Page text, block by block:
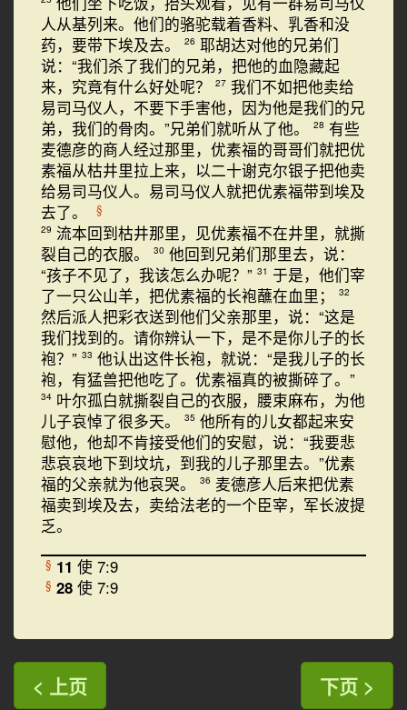
人从基列来。他们的骆驼载着香料、乳香和没
药，要带下埃及去。
26 耶胡达对他的兄弟们
说：“我们杀了我们的兄弟，把他的血隐藏起
来，究竟有什么好处呢？
27 我们不如把他卖给
易司马仪人，不要下手害他，因为他是我们的兄
弟，我们的骨肉。”兄弟们就听从了他。
28 有些
麦德彦的商人经过那里，优素福的哥哥们就把优
素福从枯井里拉上来，以二十谢克尔银子把他卖
给易司马仪人。易司马仪人就把优素福带到埃及
去了。
§
29 流本回到枯井那里，见优素福不在井里，就撕
裂自己的衣服。
30 他回到兄弟们那里去，说：
“孩子不见了，我该怎么办呢？” 31 于是，他们宰
了一只公山羊，把优素福的长袍蘸在血里；
32
然后派人把彩衣送到他们父亲那里，说：“这是
我们找到的。请你辨认一下，是不是你儿子的长
袍？” 33 他认出这件长袍，就说：“是我儿子的长
袍，有猛兽把他吃了。优素福真的被撕碎了。”
34 叶尔孤白就撕裂自己的衣服，腰束麻布，为他
儿子哀悼了很多天。
35 他所有的儿女都起来安
慰他，他却不肯接受他们的安慰，说：“我要悲
悲哀哀地下到坟坑，到我的儿子那里去。”优素
福的父亲就为他哀哭。
36 麦德彦人后来把优素
福卖到埃及去，卖给法老的一个臣宰，军长波提
乏。
§ 11 使 7:9
§ 28 使 7:9
< 上页 下页 >